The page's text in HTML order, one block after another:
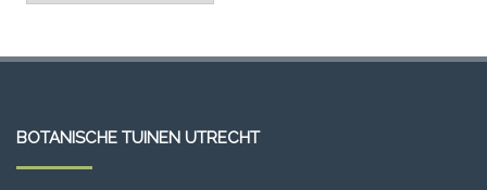
BOTANISCHE TUINEN UTRECHT